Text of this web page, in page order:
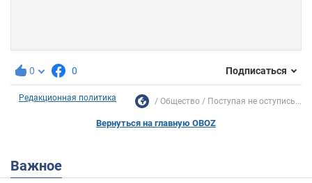
0 0 Подписаться
Редакционная политика Общество Поступая не оступись...
Вернуться на главную OBOZ
Важное